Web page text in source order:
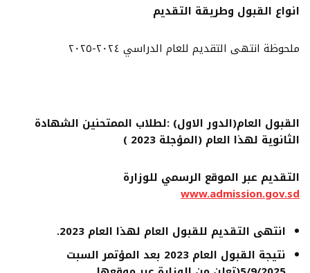
انواع القبول وطريقة التقديم
ملحوظة انتهى التقديم للعام الدراسي ٢٠٢٤-٢٠٢٥
القبول العام(الدور الاول) :لطلاب الممتحنين الشهادة
الثانوية لهذا العام (المؤجلة 2023 )
التقديم عبر الموقع الرسمي للوزارة
www.admission.gov.sd
انتهى التقديم للقبول العام لهذا العام 2023.
نتيجة القبول العام 2023 بعد المؤتمر السبت